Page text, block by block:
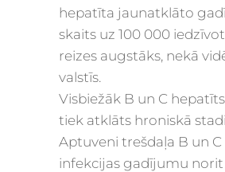
hepatīta jaunatklāto
skaits uz 100 000
reizes augstāks, nekā
valstīs.
Visbiežāk B un C
tiek atklāts hroniskā
Aptuveni trešdaļa B un
infekcijas gadījumu norit